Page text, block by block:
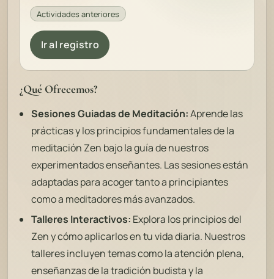
Actividades anteriores
Ir al registro
¿Qué Ofrecemos?
Sesiones Guiadas de Meditación:Aprende las
prácticas y los principios fundamentales de la
meditación Zen bajo la guía de nuestros
experimentados enseñantes. Las sesiones están
adaptadas para acoger tanto a principiantes
como a meditadores más avanzados.
Talleres Interactivos: Explora los principios del
Zen y cómo aplicarlos en tu vida diaria. Nuestros
talleres incluyen temas como la atención plena,
enseñanzas de la tradición budista y la